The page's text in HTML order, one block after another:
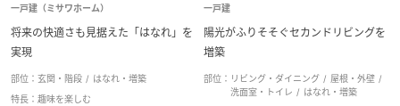
一戸建（ミサワホーム）
将来の快適さも見据えた「はなれ」を
実現
部位： 玄関・階段
はなれ・増築
特長： 趣味を楽しむ
一戸建
陽光がふりそそぐセカンドリビングを
増築
部位： リビング・ダイニング
屋根・外壁
洗面室・トイレ
はなれ・増築